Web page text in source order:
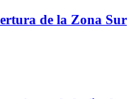
de la Zona Sur